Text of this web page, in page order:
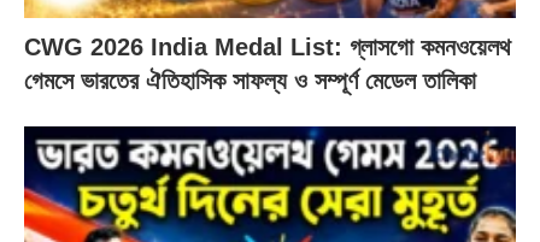
CWG 2026 India Medal List: গ্লাসগো কমনওয়েলথ
গেমসে ভারতের ঐতিহাসিক সাফল্য ও সম্পূর্ণ মেডেল তালিকা